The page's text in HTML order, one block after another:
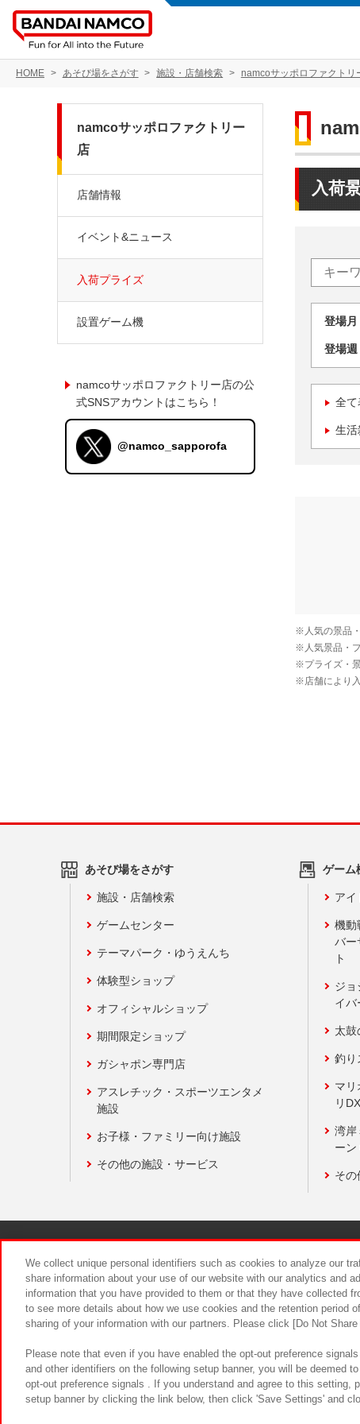
HOME あそび場をさがす 施設・店舗検索 namcoサッポロファクトリ
入荷
登場
登場
全て
生活
namcoサッポロファクトリー
店
店舗情報
イベント&ニュース
入荷プライズ
設置ゲーム機
namcoサッポロファクトリー店の公
式SNSアカウントはこちら！
@namco_sapporofa
あそび場をさがす
施設・店舗検索
ゲームセンター
テーマパーク・ゆうえんち
体験型ショップ
オフィシャルショップ
期間限定ショップ
ガシャポン専門店
アスレチック・スポーツエンタメ
施設
お子様・ファミリー向け施設
その他の施設・サービス
ゲーム
アイ
機動
バー
ト
ジョ
イバ
太鼓
釣り
マリ
リDX
湾岸
ーン
その
食品のご提
We collect unique personal identifiers such as cookies to analyze our
share information about your use of our website with our analytics and
information that you have provided to them or that they have collected
to see more details about how we use cookies and the retention period
sharing of your information with our partners. Please click [Do Not
Please note that even if you have enabled the opt-out preference
and other identifiers on the following setup banner, you will be deemed
opt-out preference signals . If you understand and agree to this setting,
setup banner by clicking the link below, then click 'Save Settings' and